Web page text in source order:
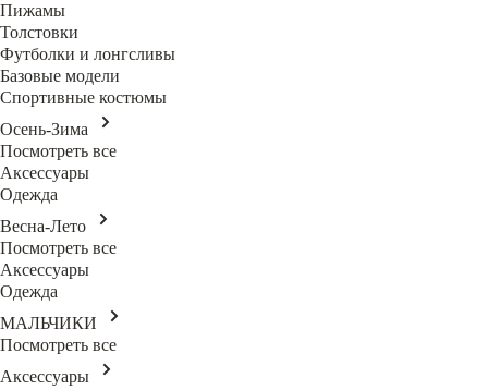
Пижамы
Толстовки
Футболки и лонгсливы
Базовые модели
Спортивные костюмы
Осень-Зима
Посмотреть все
Аксессуары
Одежда
Весна-Лето
Посмотреть все
Аксессуары
Одежда
МАЛЬЧИКИ
Посмотреть все
Аксессуары